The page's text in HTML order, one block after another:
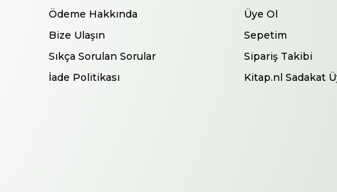
Ödeme Hakkında
Bize Ulaşın
Sıkça Sorulan Sorular
İade Politikası
Üye Ol
Sepetim
Sipariş Takibi
Kitap.nl Sadakat